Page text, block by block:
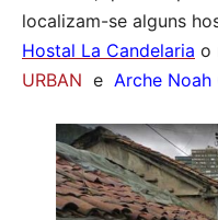
localizam-se alguns
Hostal La Candelaria o
URBAN e Arche Noah